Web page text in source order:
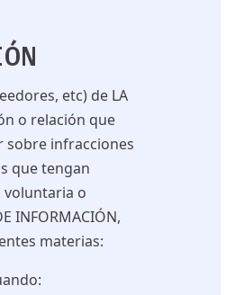
etc) de LA
o relación que
sobre infracciones
que tengan
voluntaria o
INFORMACIÓN,
materias: